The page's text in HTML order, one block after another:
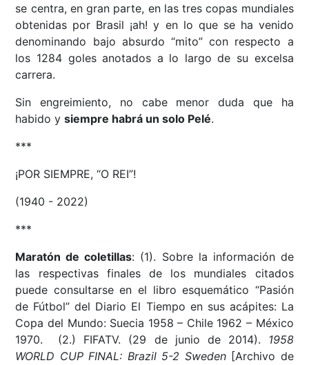
se centra, en gran parte, en las tres copas mundiales
obtenidas por Brasil ¡ah! y en lo que se ha venido
denominando bajo absurdo “mito” con respecto a
los 1284 goles anotados a lo largo de su excelsa
carrera.
Sin engreimiento, no cabe menor duda que ha
habido ysiempre habrá un solo Pelé.
***
¡POR SIEMPRE, “O REI”!
(1940 - 2022)
***
Maratón de coletillas: (1). Sobre la información de
las respectivas finales de los mundiales citados
puede consultarse en el libro esquemático “Pasión
de Fútbol” del Diario El Tiempo en sus acápites: La
Copa del Mundo: Suecia 1958 – Chile 1962 – México
1970. (2.) FIFATV. (29 de junio de 2014). 1958
WORLD CUP FINAL: Brazil 5-2 Sweden[Archivo de